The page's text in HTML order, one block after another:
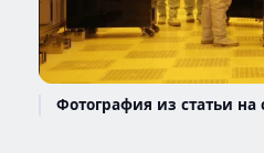
Фотография из статьи на